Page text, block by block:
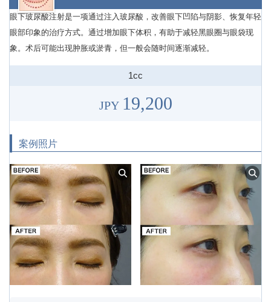
眼下玻尿酸注射是一项通过注入玻尿酸，改善眼下凹陷与阴影、恢复年轻
眼部印象的治疗方式。通过增加眼下体积，有助于减轻黑眼圈与眼袋现
象。术后可能出现肿胀或淤青，但一般会随时间逐渐减轻。
1cc
JPY 19,200
案例照片